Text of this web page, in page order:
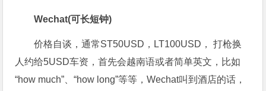
Wechat(可长短钟)
价格自谈，通常ST50USD，LT100USD， 打枪换
人约给5USD车资，首先会越南语或者简单英文，比如
“how much”、“how long”等等，Wechat叫到酒店的话，